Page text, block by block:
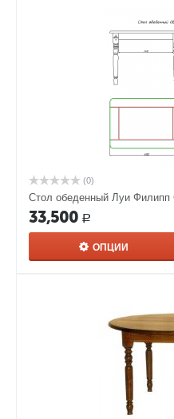
(0)
Стол обеденный Луи
33,500 Р
ОПЦИИ